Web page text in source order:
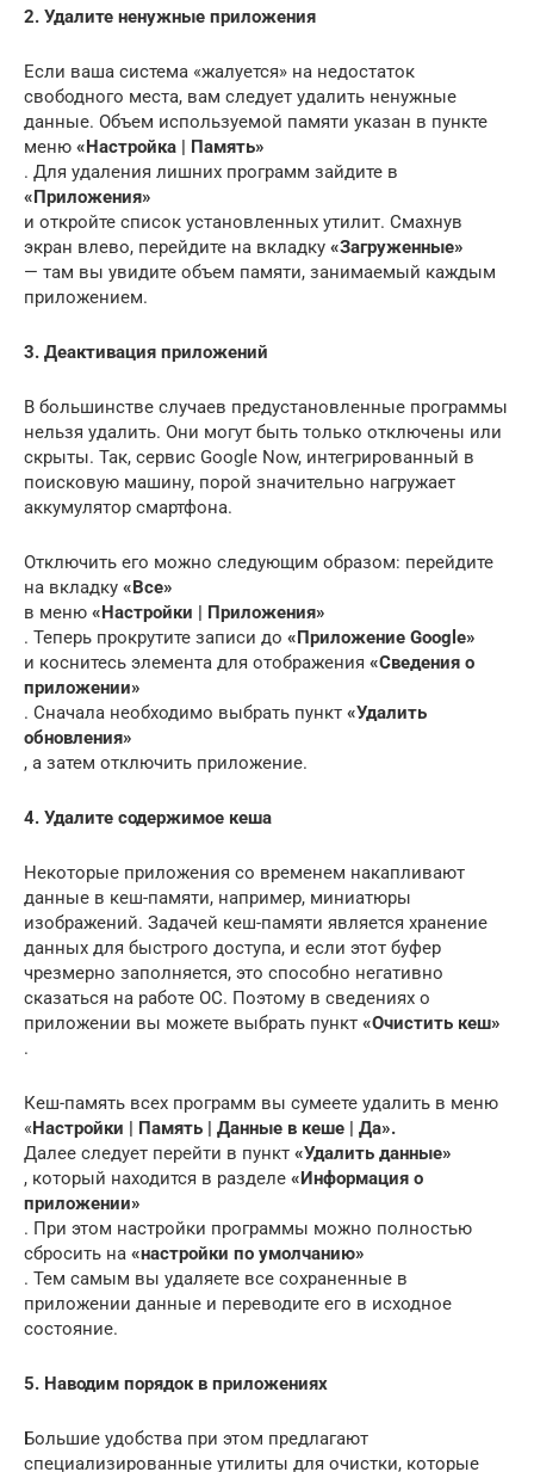
2. Удалите ненужные приложения
Если ваша система «жалуется» на недостаток
свободного места, вам следует удалить ненужные
данные. Объем используемой памяти указан в пункте
меню «Настройка | Память»
. Для удаления лишних программ зайдите в
«Приложения»
и откройте список установленных утилит. Смахнув
экран влево, перейдите на вкладку «Загруженные»
— там вы увидите объем памяти, занимаемый каждым
приложением.
3. Деактивация приложений
В большинстве случаев предустановленные программы
нельзя удалить. Они могут быть только отключены или
скрыты. Так, сервис Google Now, интегрированный в
поисковую машину, порой значительно нагружает
аккумулятор смартфона.
Отключить его можно следующим образом: перейдите
на вкладку «Все»
в меню «Настройки | Приложения»
. Теперь прокрутите записи до «Приложение Google»
и коснитесь элемента для отображения «Сведения о
приложении»
. Сначала необходимо выбрать пункт «Удалить
обновления»
, а затем отключить приложение.
4. Удалите содержимое кеша
Некоторые приложения со временем накапливают
данные в кеш-памяти, например, миниатюры
изображений. Задачей кеш-памяти является хранение
данных для быстрого доступа, и если этот буфер
чрезмерно заполняется, это способно негативно
сказаться на работе ОС. Поэтому в сведениях о
приложении вы можете выбрать пункт «Очистить кеш»
.
Кеш-память всех программ вы сумеете удалить в меню
«Настройки | Память | Данные в кеше | Да».
Далее следует перейти в пункт «Удалить данные»
, который находится в разделе «Информация о
приложении»
. При этом настройки программы можно полностью
сбросить на «настройки по умолчанию»
. Тем самым вы удаляете все сохраненные в
приложении данные и переводите его в исходное
состояние.
5. Наводим порядок в приложениях
Большие удобства при этом предлагают
специализированные утилиты для очистки, которые